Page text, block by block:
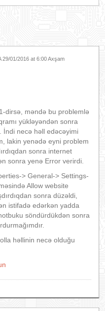
29/01/2016 at 6:00 Axşam
dirsə, məndə bu problemlə
yükləyəndən sonra
İndi necə həll edəcəyimi
lakin yenədə eyni problem
sonra internet
sonra yenə Error verirdi.
> General-> Settings-
Allow website
sonra düzəldi,
istifadə edərkən yadda
söndürdükdən sonra
həllinin necə olduğu